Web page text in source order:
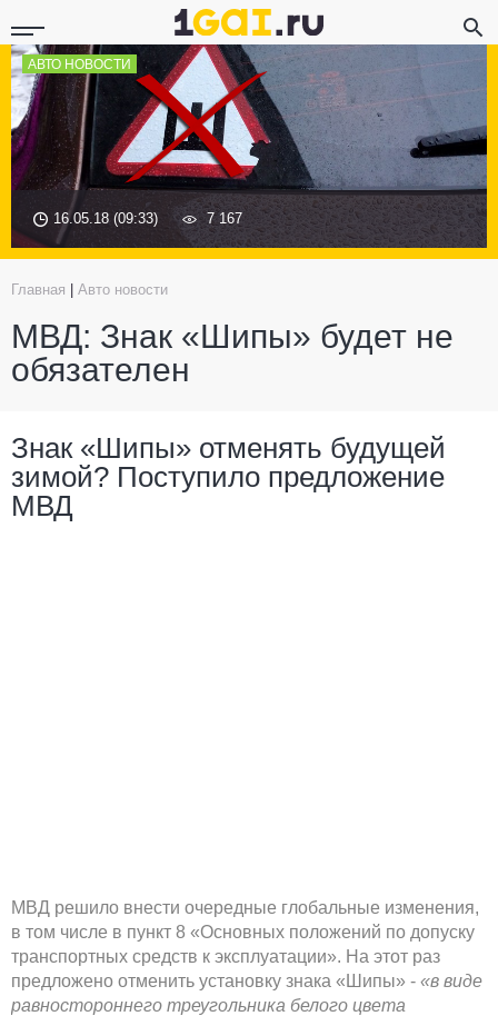
АВТО НОВОСТИ
16.05.18 (09:33) 7 167
Главная Авто новости
МВД: Знак «Шипы» будет не
обязателен
Знак «Шипы» отменять будущей
зимой? Поступило предложение
МВД
МВД решило внести очередные глобальные изменения,
в том числе в пункт 8 «Основных положений по допуску
транспортных средств к эксплуатации». На этот раз
предложено отменить установку знака «Шипы» - «в виде
равностороннего треугольника белого цвета